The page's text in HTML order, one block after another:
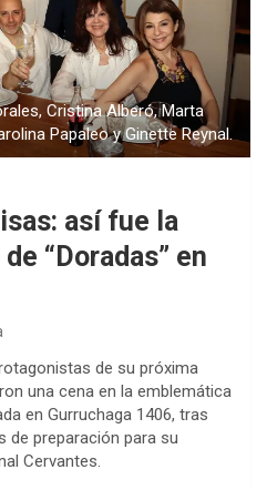
Cristina Alberó, Marta
Papaleo y Ginette Reynal.
así fue la
“Doradas” en
de su próxima
una cena en la emblemática
en Gurruchaga 1406, tras
de preparación para su
Cervantes.